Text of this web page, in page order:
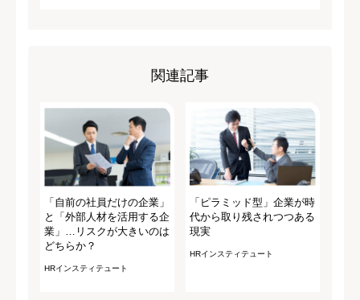
関連記事
「自前の社員だけの企業」
と「外部人材を活用する企
業」…リスクが大きいのは
どちらか？
HRインスティテュート
「ピラミッド型」企業が時
代から取り残されつつある
現実
HRインスティテュート